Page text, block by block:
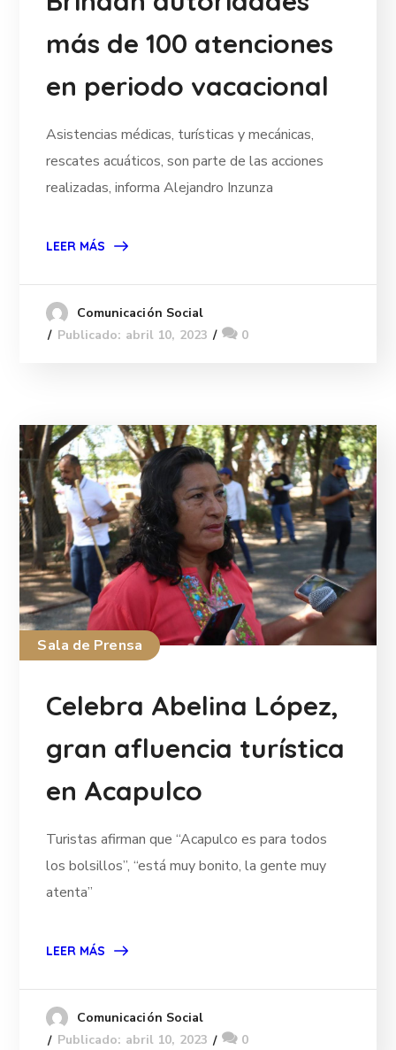
más de 100 atenciones
en periodo vacacional
Asistencias médicas, turísticas y mecánicas,
rescates acuáticos, son parte de las acciones
realizadas, informa Alejandro Inzunza
LEER MÁS
Comunicación Social
Publicado: abril 10, 2023
0
Sala de Prensa
Celebra Abelina López,
gran afluencia turística
en Acapulco
Turistas afirman que “Acapulco es para todos
los bolsillos”, “está muy bonito, la gente muy
atenta”
LEER MÁS
Comunicación Social
Publicado: abril 10, 2023
0